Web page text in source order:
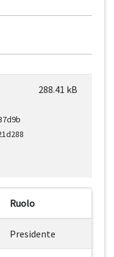
288.41 kB
Ruolo
Presidente